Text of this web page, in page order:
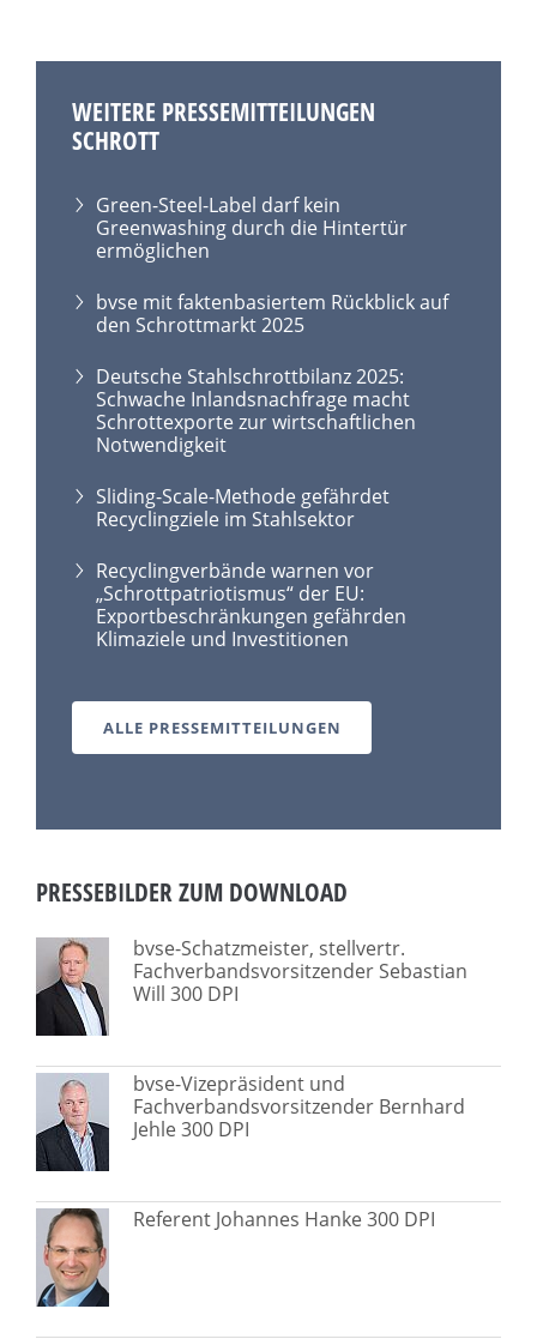
WEITERE PRESSEMITTEILUNGEN
SCHROTT
Green-Steel-Label darf kein
Greenwashing durch die Hintertür
ermöglichen
bvse mit faktenbasiertem Rückblick auf
den Schrottmarkt 2025
Deutsche Stahlschrottbilanz 2025:
Schwache Inlandsnachfrage macht
Schrottexporte zur wirtschaftlichen
Notwendigkeit
Sliding-Scale-Methode gefährdet
Recyclingziele im Stahlsektor
Recyclingverbände warnen vor
„Schrottpatriotismus“ der EU:
Exportbeschränkungen gefährden
Klimaziele und Investitionen
ALLE PRESSEMITTEILUNGEN
PRESSEBILDER ZUM DOWNLOAD
bvse-Schatzmeister, stellvertr.
Fachverbandsvorsitzender Sebastian
Will 300 DPI
bvse-Vizepräsident und
Fachverbandsvorsitzender Bernhard
Jehle 300 DPI
Referent Johannes Hanke 300 DPI